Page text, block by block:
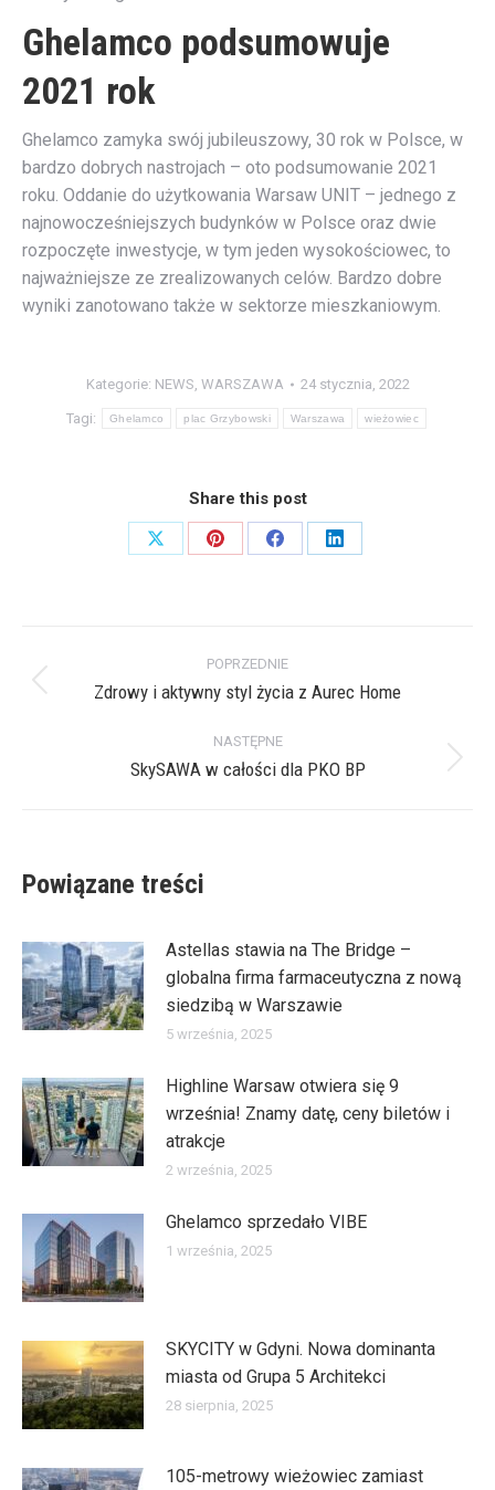
Ghelamco podsumowuje
2021 rok
Ghelamco zamyka swój jubileuszowy, 30 rok w Polsce, w
bardzo dobrych nastrojach – oto podsumowanie 2021
roku. Oddanie do użytkowania Warsaw UNIT – jednego z
najnowocześniejszych budynków w Polsce oraz dwie
rozpoczęte inwestycje, w tym jeden wysokościowec, to
najważniejsze ze zrealizowanych celów. Bardzo dobre
wyniki zanotowano także w sektorze mieszkaniowym.
Kategorie: NEWS, WARSZAWA 24 stycznia, 2022
Tagi: Ghelamco plac Grzybowski Warszawa wieżowiec
Share this post
Share
Share
Share
Share
wpisów
POPRZEDNIE
Poprzedni
Zdrowy i aktywny styl życia z Aurec Home
NASTĘPNE
Następny
SkySAWA w całości dla PKO BP
Powiązane treści
Astellas stawia na The Bridge –
globalna firma farmaceutyczna z nową
siedzibą w Warszawie
5 września, 2025
Highline Warsaw otwiera się 9
września! Znamy datę, ceny biletów i
atrakcje
2 września, 2025
Ghelamco sprzedało VIBE
1 września, 2025
SKYCITY w Gdyni. Nowa dominanta
miasta od Grupa 5 Architekci
28 sierpnia, 2025
105-metrowy wieżowiec zamiast